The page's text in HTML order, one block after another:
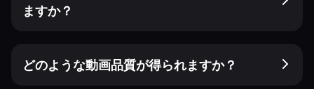
ますか？
どのような動画品質が得られますか？